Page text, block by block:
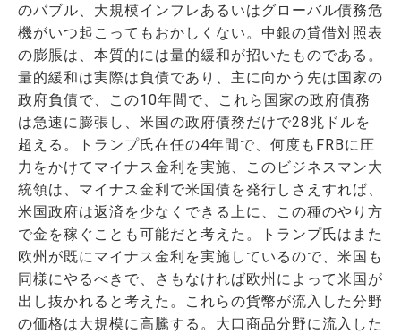
のバブル、大規模インフレあるいはグローバル債務危
機がいつ起こってもおかしくない。中銀の貸借対照表
の膨脹は、本質的には量的緩和が招いたものである。
量的緩和は実際は負債であり、主に向かう先は国家の
政府負債で、この10年間で、これら国家の政府債務
は急速に膨張し、米国の政府債務だけで28兆ドルを
超える。トランプ氏在任の4年間で、何度もFRBに圧
力をかけてマイナス金利を実施、このビジネスマン大
統領は、マイナス金利で米国債を発行しさえすれば、
米国政府は返済を少なくできる上に、この種のやり方
で金を稼ぐことも可能だと考えた。トランプ氏はまた
欧州が既にマイナス金利を実施しているので、米国も
同様にやるべきで、さもなければ欧州によって米国が
出し抜かれると考えた。これらの貨幣が流入した分野
の価格は大規模に高騰する。大口商品分野に流入した